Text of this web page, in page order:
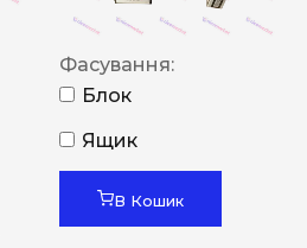
Фасування:
Блок
Ящик
В Кошик